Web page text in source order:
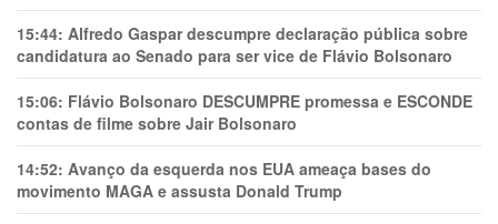
15:44: Alfredo Gaspar descumpre declaração pública sobre
candidatura ao Senado para ser vice de Flávio Bolsonaro
15:06: Flávio Bolsonaro DESCUMPRE promessa e ESCONDE
contas de filme sobre Jair Bolsonaro
14:52: Avanço da esquerda nos EUA ameaça bases do
movimento MAGA e assusta Donald Trump